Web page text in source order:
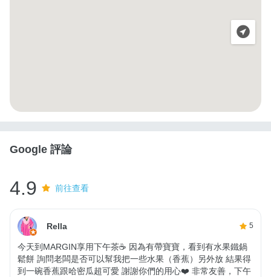
Google 評論
4.9 前往查看
Rella 5
今天到MARGIN享用下午茶☕️ 因為有帶寶寶，看到有水果鐵鍋
鬆餅 詢問老闆是否可以幫我把一些水果（香蕉）另外放 結果得
到一碗香蕉跟哈密瓜超可愛 謝謝你們的用心❤️ 非常友善，下午